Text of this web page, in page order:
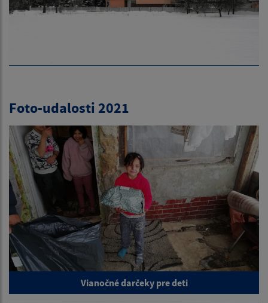
Foto-udalosti 2021
Vianočné darčeky pre deti